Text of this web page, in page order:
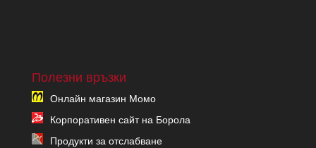
Полезни връзки
Онлайн магазин Момо
Корпоративен сайт на Борола
Продукти за отслабване